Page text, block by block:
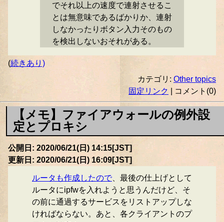
でそれ以上の速度で連射させるこ
とは無意味であるばかりか、連射
しなかったりボタン入力そのもの
を検出しないおそれがある。
(続きあり)
カテゴリ: Other topics
固定リンク
| コメント(0)
【メモ】ファイアウォールの例外設
定とプロキシ
公開日: 2020/06/21(日) 14:15[JST]
更新日: 2020/06/21(日) 16:09[JST]
ルータも作成したので、最後の仕上げとして
ルータにipfwを入れようと思うんだけど、そ
の前に通過するサービスをリストアップしな
ければならない。あと、各クライアントのプ